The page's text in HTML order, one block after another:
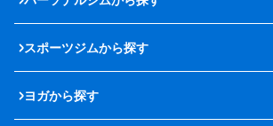
スポーツジムから探す
ヨガから探す